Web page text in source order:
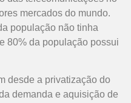
mercados do mundo.
população não tinha
80% da população possui
desde a privatização do
demanda e aquisição de